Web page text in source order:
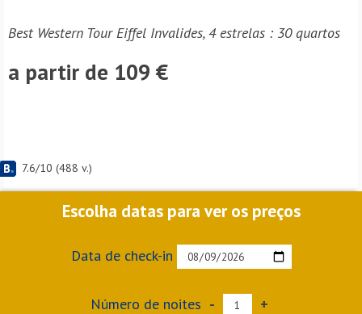
Best Western Tour Eiffel Invalides, 4 estrelas : 30 quartos
a partir de 109 €
7.6/10 (488 v.)
Escolha datas para ver os preços
Data de check-in
Número de noites - +